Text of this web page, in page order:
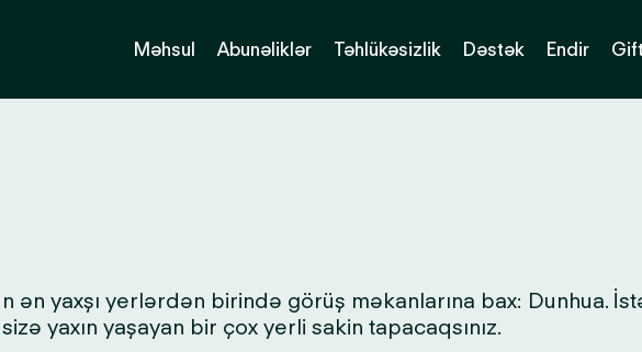
Məhsul Abunəliklər Təhlükəsizlik Dəstək Endir
ən yaxşı yerlərdən birində görüş məkanlarına bax: Dunhua.
yaxın yaşayan bir çox yerli sakin tapacaqsınız.